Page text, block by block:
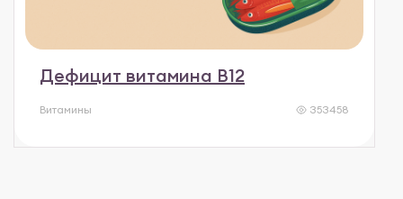
Дефицит витамина B12
Витамины 353458